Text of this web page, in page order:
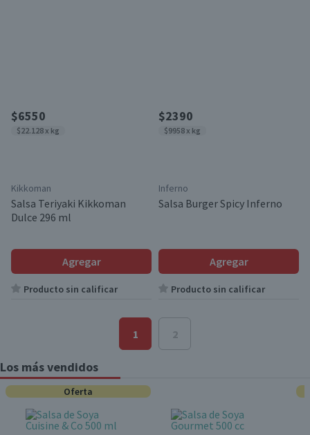
$6550
$22.128 x kg
Kikkoman
Salsa Teriyaki Kikkoman
Dulce 296 ml
Agregar
Producto sin calificar
$2390
$9958 x kg
Inferno
Salsa Burger Spicy Inferno
Agregar
Producto sin calificar
1 2
Los más vendidos
Oferta